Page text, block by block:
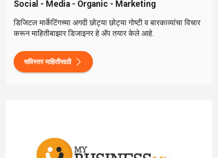
Social - Media - Organic - Marketing
डिजिटल मार्केटिंगच्या अगदी छोट्या छोट्या गोष्टी व बारकाव्यांचा विचार
करून माहितीबाझार डिजाइनर हे ॲप तयार केले आहे.
सविस्तर माहितीसाठी